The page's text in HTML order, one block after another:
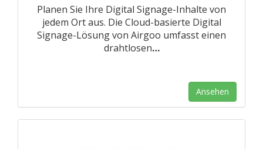
Planen Sie Ihre Digital Signage-Inhalte von
jedem Ort aus. Die Cloud-basierte Digital
Signage-Lösung von Airgoo umfasst einen
drahtlosen…
Ansehen